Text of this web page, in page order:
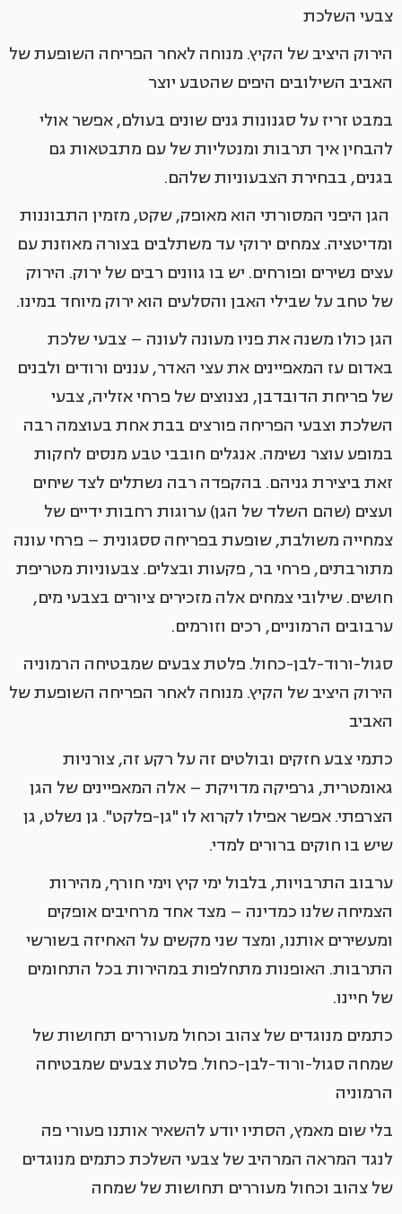
צבעי השלכת
הירוק היציב של הקיץ. מנוחה לאחר הפריחה השופעת של
האביב השילובים היפים שהטבע יוצר
במבט זריז על סגנונות גנים שונים בעולם, אפשר אולי
להבחין איך תרבות ומנטליות של עם מתבטאות גם
בגנים, בבחירת הצבעוניות שלהם.
הגן היפני המסורתי הוא מאופק, שקט, מזמין התבוננות
ומדיטציה. צמחים ירוקי עד משתלבים בצורה מאוזנת עם
עצים נשירים ופורחים. יש בו גוונים רבים של ירוק. הירוק
של טחב על שבילי האבן והסלעים הוא ירוק מיוחד במינו.
הגן כולו משנה את פניו מעונה לעונה – צבעי שלכת
באדום עז המאפיינים את עצי האדר, עננים ורודים ולבנים
של פריחת הדובדבן, נצנוצים של פרחי אזליה, צבעי
השלכת וצבעי הפריחה פורצים בבת אחת בעוצמה רבה
במופע עוצר נשימה. אנגלים חובבי טבע מנסים לחקות
זאת ביצירת גניהם. בהקפדה רבה נשתלים לצד שיחים
ועצים (שהם השלד של הגן) ערוגות רחבות ידיים של
צמחייה משולבת, שופעת בפריחה ססגונית – פרחי עונה
מתורבתים, פרחי בר, פקעות ובצלים. צבעוניות מטריפת
חושים. שילובי צמחים אלה מזכירים ציורים בצבעי מים,
ערבובים הרמוניים, רכים וזורמים.
סגול-ורוד-לבן-כחול. פלטת צבעים שמבטיחה הרמוניה
הירוק היציב של הקיץ. מנוחה לאחר הפריחה השופעת של
האביב
כתמי צבע חזקים ובולטים זה על רקע זה, צורניות
גאומטרית, גרפיקה מדויקת – אלה המאפיינים של הגן
הצרפתי. אפשר אפילו לקרוא לו "גן-פלקט". גן נשלט, גן
שיש בו חוקים ברורים למדי.
ערבוב התרבויות, בלבול ימי קיץ וימי חורף, מהירות
הצמיחה שלנו כמדינה – מצד אחד מרחיבים אופקים
ומעשירים אותנו, ומצד שני מקשים על האחיזה בשורשי
התרבות. האופנות מתחלפות במהירות בכל התחומים
של חיינו.
כתמים מנוגדים של צהוב וכחול מעוררים תחושות של
שמחה סגול-ורוד-לבן-כחול. פלטת צבעים שמבטיחה
הרמוניה
בלי שום מאמץ, הסתיו יודע להשאיר אותנו פעורי פה
לנגד המראה המרהיב של צבעי השלכת כתמים מנוגדים
של צהוב וכחול מעוררים תחושות של שמחה